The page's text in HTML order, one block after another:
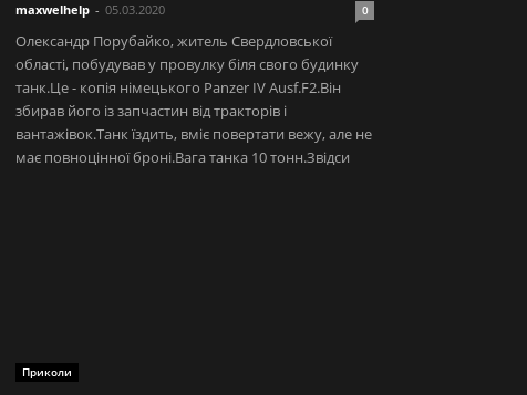
maxwelhelp - 05.03.2020 0
Олександр Порубайко, житель Свердловської
області, побудував у провулку біля свого будинку
танк.Це - копія німецького Panzer IV Ausf.F2.Він
збирав його із запчастин від тракторів і
вантажівок.Танк їздить, вміє повертати вежу, але не
має повноцінної броні.Вага танка 10 тонн.Звідси
Приколи